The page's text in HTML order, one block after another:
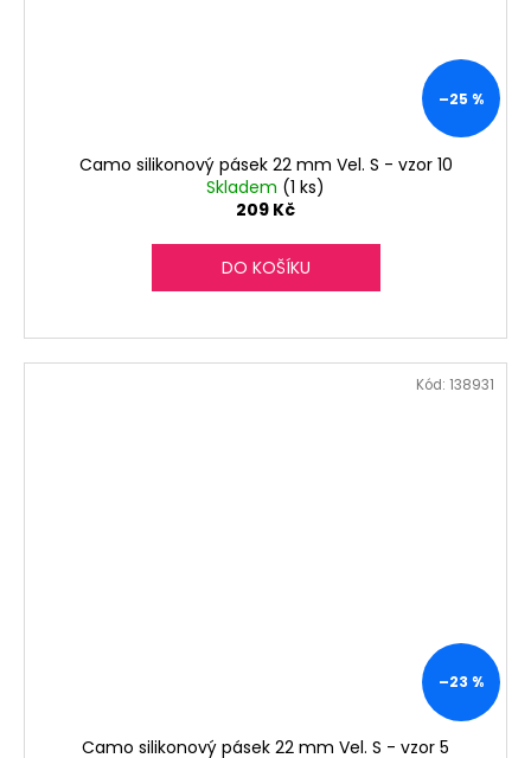
–25 %
Camo silikonový pásek 22 mm Vel. S - vzor 10
Skladem (1 ks)
209 Kč
DO KOŠÍKU
–23 %
Camo silikonový pásek 22 mm Vel. S - vzor 5
Kód: 138931